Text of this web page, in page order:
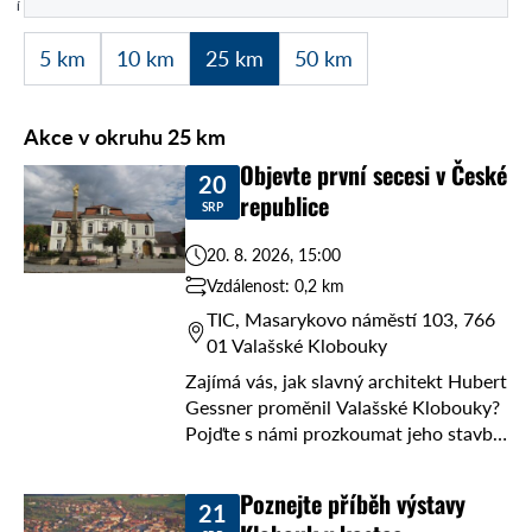
í
5 km 10 km 25 km 50 km
Akce v okruhu 25 km
20
SRP
Objevte první secesi v České
republice
20. 8. 2026, 15:00
Vzdálenost: 0,2 km
TIC, Masarykovo náměstí 103, 766
01 Valašské Klobouky
Zajímá vás, jak slavný architekt Hubert
Gessner proměnil Valašské Klobouky?
Pojďte s námi prozkoumat jeho stavby
„Hubert Gessner a ...
21 Poznejte příběh výstavy